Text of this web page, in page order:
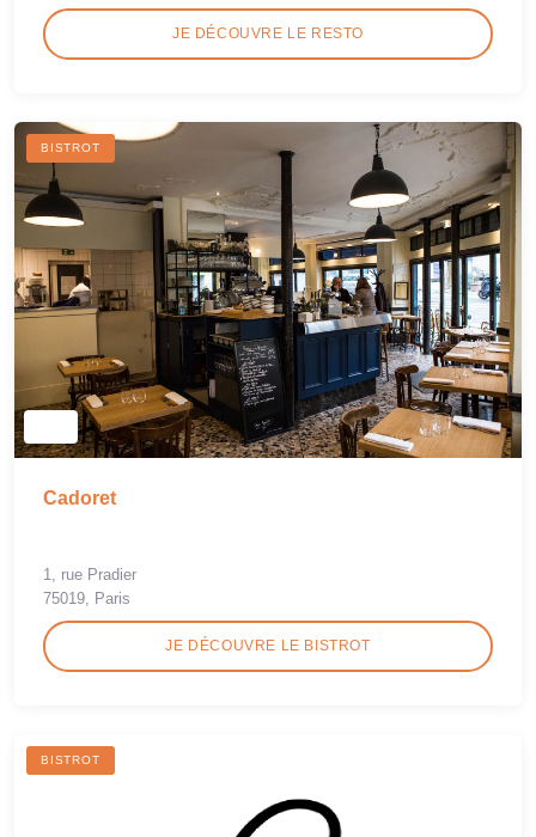
JE DÉCOUVRE LE RESTO
BISTROT
Cadoret
1, rue Pradier
75019, Paris
JE DÉCOUVRE LE BISTROT
BISTROT